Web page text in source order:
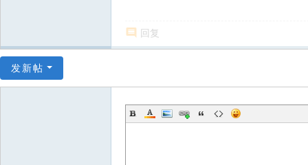
回复
发新帖